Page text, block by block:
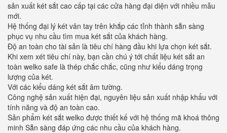
sản xuất két sắt cao cấp tại các cửa hàng đại diện với nhiều mẫu
mới.
Hệ thống đại lý két vân tay trên khắp các tỉnh thành sẵn sàng
phục vụ nhu cầu tìm mua két sắt của khách hàng.
Độ an toàn cho tài sản là tiêu chí hàng đầu khi lựa chọn két sắt.
Khi xem xét tiêu chí này, bạn cần chú ý tới chất liệu két sắt an
toàn welko safe là thép chắc chắc, cũng như kiểu dáng trọng
lượng của két.
Với các kiểu dáng két sắt âm tường.
Công nghệ sản xuất hiện đại, nguyên liệu sản xuất nhập khẩu với
tính năng và độ an toàn cao.
Sản phẩm két sắt welko được thiết kế với hệ thống mã khoá thông
minh Sẵn sàng đáp ứng các nhu cầu của khách hàng.